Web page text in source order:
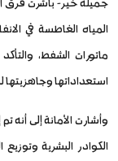
المياه الغاطسة في
ماتورات الشفط،
استعداداتها
وأشارت الأمانة إلى أنه
الكوادر البشرية